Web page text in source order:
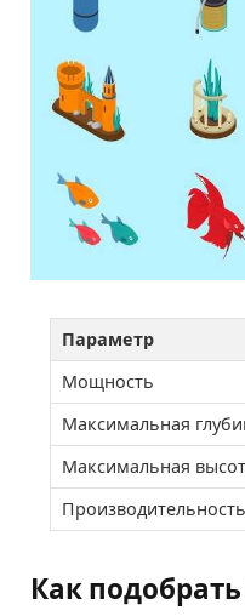
Параметр
Мощность
Максимальная
Максимальная
Производительность
Как